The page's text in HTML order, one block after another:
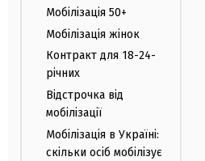
Мобілізація 50+
Мобілізація жінок
Контракт для 18-24-
річних
Відстрочка від
мобілізації
Мобілізація в Україні:
скільки осіб мобілізує